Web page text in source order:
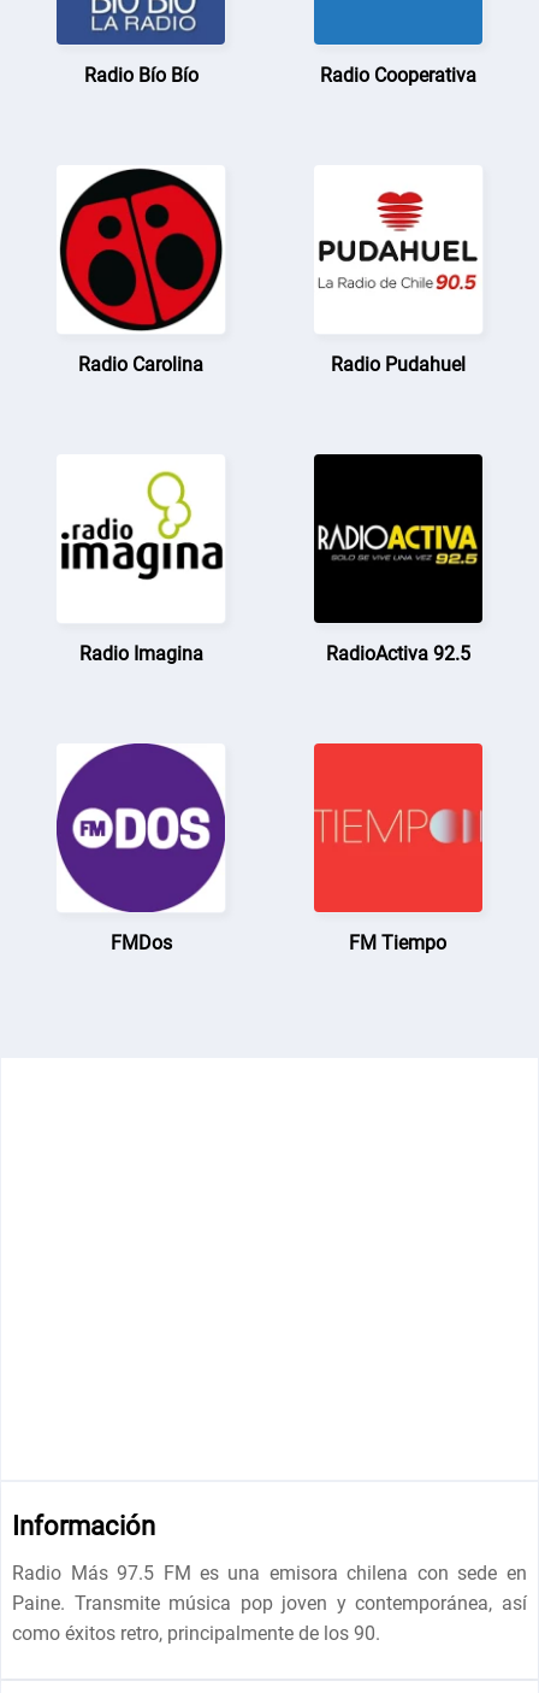
Radio Bío Bío Radio Cooperativa
Radio Carolina Radio Pudahuel
Radio Imagina RadioActiva 92.5
FMDos FM Tiempo
Información
Radio Más 97.5 FM es una emisora ​​chilena con sede en
Paine. Transmite música pop joven y contemporánea, así
como éxitos retro, principalmente de los 90.